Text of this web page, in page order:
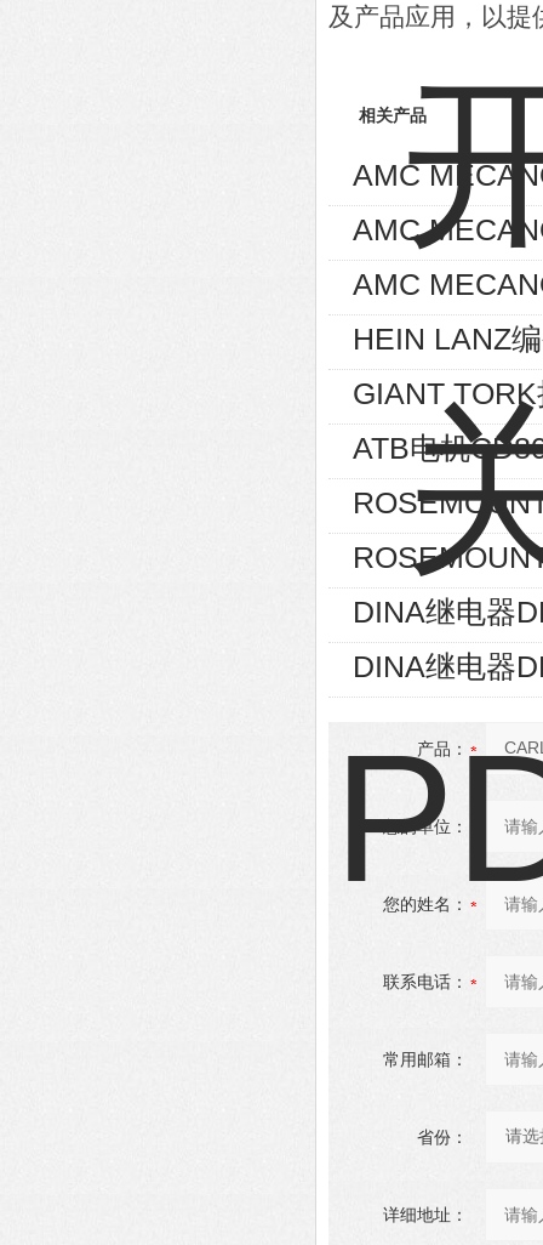
及产品应用，以提
相关产品
AMC
AMC
AMC
HEIN LANZ
GIANT
ATB电机
DINA继电器
DINA继电器
产品：
您的单位：
您的姓名：
联系电话：
常用邮箱：
省份：
详细地址：